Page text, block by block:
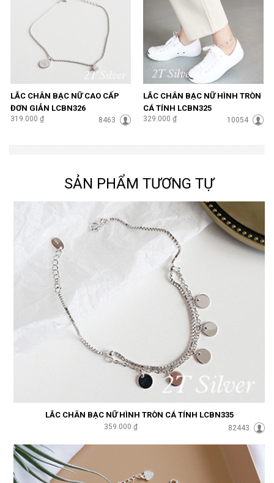
LẮC CHÂN BẠC NỮ CAO CẤP
ĐƠN GIẢN LCBN326
319.000 ₫ 8463
LẮC CHÂN BẠC NỮ HÌNH TRÒN
CÁ TÍNH LCBN325
329.000 ₫ 10054
SẢN PHẨM TƯƠNG TỰ
LẮC CHÂN BẠC NỮ HÌNH TRÒN CÁ TÍNH LCBN335
359.000 ₫ 82443